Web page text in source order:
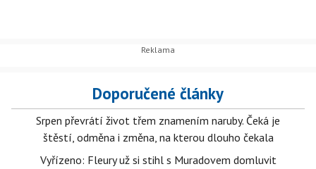
Doporučené články
Srpen převrátí život třem znamením naruby. Čeká je
štěstí, odměna i změna, na kterou dlouho čekala
Vyřízeno: Fleury už si stihl s Muradovem domluvit